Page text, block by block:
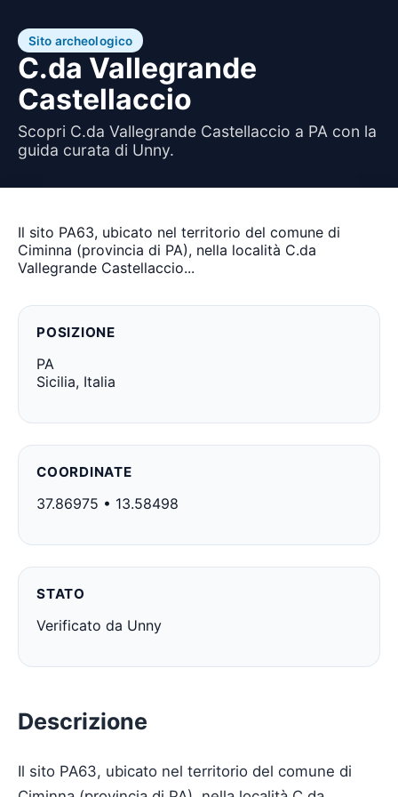
Sito archeologico
C.da Vallegrande
Castellaccio
Scopri C.da Vallegrande Castellaccio a PA con la
guida curata di Unny.
Il sito PA63, ubicato nel territorio del comune di
Ciminna (provincia di PA), nella località C.da
Vallegrande Castellaccio...
POSIZIONE
PA
Sicilia, Italia
COORDINATE
37.86975 • 13.58498
STATO
Verificato da Unny
Descrizione
Il sito PA63, ubicato nel territorio del comune di